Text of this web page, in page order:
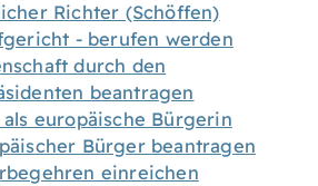
Richter (Schöffen)
- berufen werden
durch den
beantragen
europäische Bürgerin
Bürger beantragen
einreichen